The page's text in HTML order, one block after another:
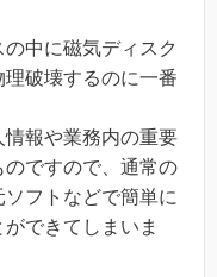
中に磁気ディスク
破壊するのに一番
報や業務内の重要
ですので、通常の
フトなどで簡単に
できてしまいま